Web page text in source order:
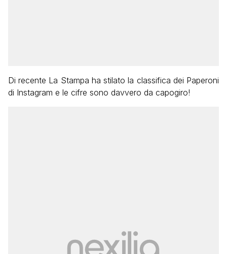
Di recente La Stampa ha stilato la classifica dei Paperoni
di Instagram e le cifre sono davvero da capogiro!